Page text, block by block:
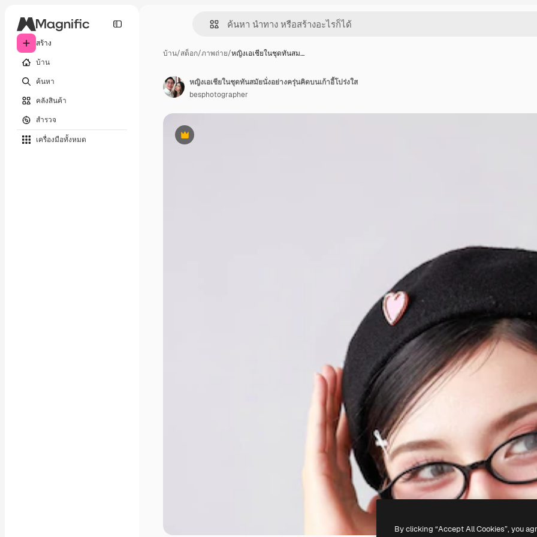
สร้าง
บ้าน
ค้นหา
คลังสินค้า
สำรวจ
เครื่องมือทั้งหมด
บ้าน/สต็อก/ภาพถ่าย/หญิงเอเชียในชุดทันสม…
พรีเมี่ยม
หญิงเอเชียในชุดทันสมัยนั่งอย่างครุ่นคิดบนเก้าอี้โปร่งใส
besphotographer
By clicking “Accept All Cookies”, you